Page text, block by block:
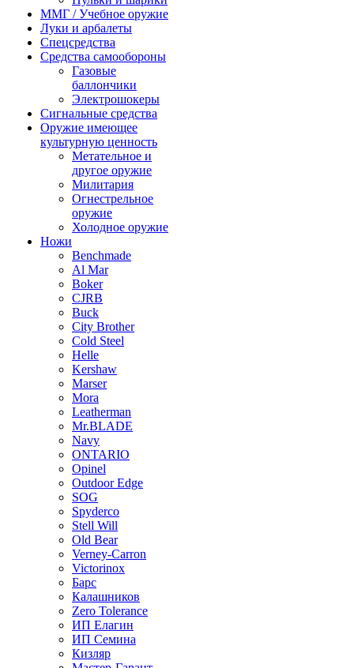
ММГ / Учебное оружие
Луки и арбалеты
Спецсредства
Средства самообороны
Газовые
баллончики
Электрошокеры
Сигнальные средства
Оружие имеющее
культурную ценность
Метательное и
другое оружие
Милитария
Огнестрельное
оружие
Холодное оружие
Ножи
Benchmade
Al Mar
Boker
CJRB
Buck
City Brother
Cold Steel
Helle
Kershaw
Marser
Mora
Leatherman
Mr.BLADE
Navy
ONTARIO
Opinel
Outdoor Edge
SOG
Spyderco
Stell Will
Old Bear
Verney-Carron
Victorinox
Барс
Калашников
Zero Tolerance
ИП Елагин
ИП Семина
Кизляр